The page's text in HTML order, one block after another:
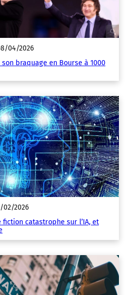
04/2026
braquage en Bourse à 1000
02/2026
catastrophe sur l’IA, et